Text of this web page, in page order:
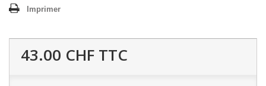
Imprimer
43.00 CHF TTC